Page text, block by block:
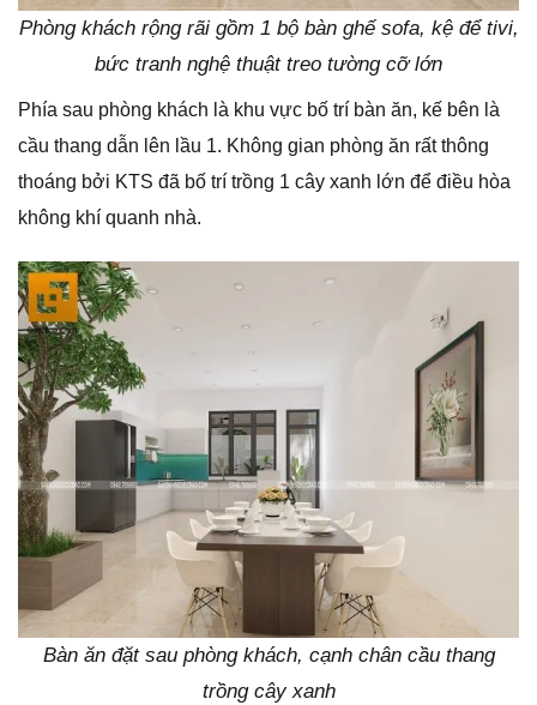
Phòng khách rộng rãi gồm 1 bộ bàn ghế sofa, kệ để tivi,
bức tranh nghệ thuật treo tường cỡ lớn
Phía sau phòng khách là khu vực bố trí bàn ăn, kế bên là
cầu thang dẫn lên lầu 1. Không gian phòng ăn rất thông
thoáng bởi KTS đã bố trí trồng 1 cây xanh lớn để điều hòa
không khí quanh nhà.
Bàn ăn đặt sau phòng khách, cạnh chân cầu thang
trồng cây xanh